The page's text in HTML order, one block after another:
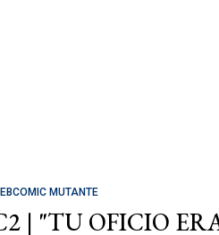
MUTANTE
| "TU OFICIO